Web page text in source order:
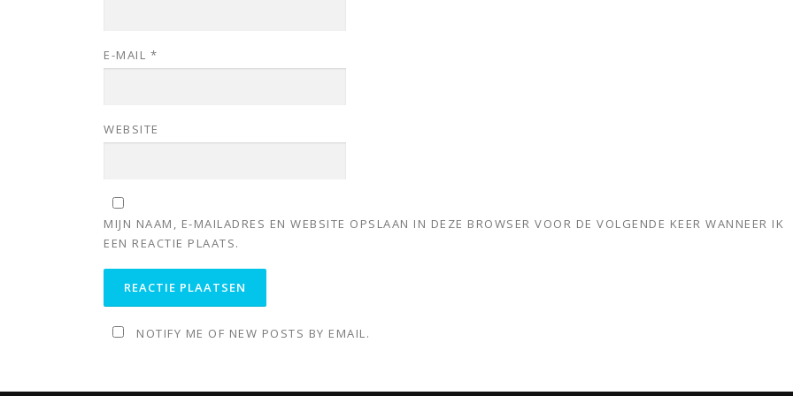
E-MAIL *
WEBSITE
MIJN NAAM, E-MAILADRES EN WEBSITE OPSLAAN IN DEZE BROWSER VOOR DE VOLGENDE KEER WANNEER IK
EEN REACTIE PLAATS.
NOTIFY ME OF NEW POSTS BY EMAIL.